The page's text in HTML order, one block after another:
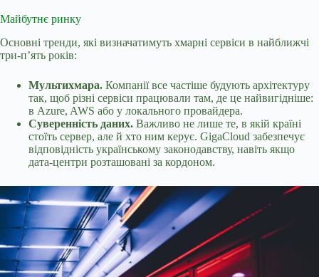
Майбутнє ринку
Основні тренди, які визначатимуть хмарні сервіси в найближчі
три-п’ять років:
Мультихмара. Компанії все частіше будують архітектуру
так, щоб різні сервіси працювали там, де це найвигідніше:
в Azure, AWS або у локального провайдера.
Суверенність даних. Важливо не лише те, в якій країні
стоїть сервер, але й хто ним керує. GigaCloud забезпечує
відповідність українському законодавству, навіть якщо
дата-центри розташовані за кордоном.